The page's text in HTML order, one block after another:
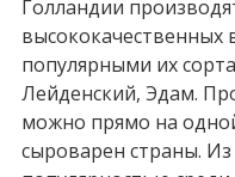
Голландии
популярными их
Лейденский, Эдам.
можно прямо на
сыроварен страны.